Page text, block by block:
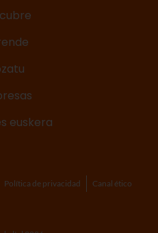
euskera
Política de privacidad Canal ético